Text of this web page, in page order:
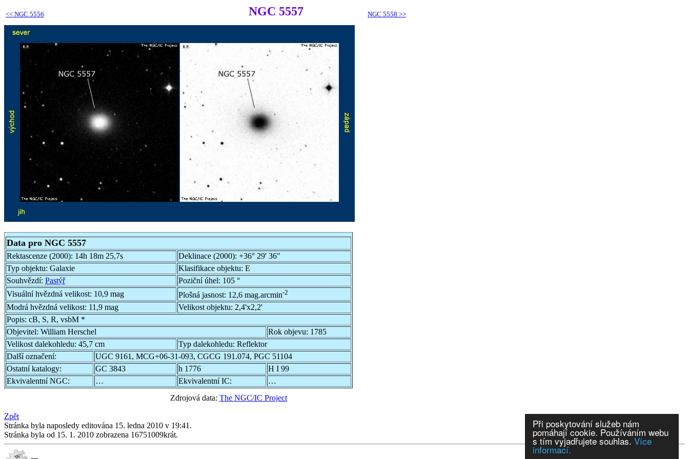
Při poskytování služeb nám
pomáhají cookie. Používáním webu
s tím vyjadřujete souhlas. Více
informací.
<< NGC 5556 NGC 5557 NGC 5558 >>
Data pro NGC 5557
Rektascenze (2000): 14h 18m 25,7s Deklinace (2000): +36° 29' 36"
Typ objektu: Galaxie Klasifikace objektu: E
Souhvězdí: Pastýř Poziční úhel: 105 °
Visuální hvězdná velikost: 10,9 mag Plošná jasnost: 12,6 mag.arcmin-2
Modrá hvězdná velikost: 11,9 mag Velikost objektu: 2,4'x2,2'
Popis: cB, S, R, vsbM *
Objevitel: William Herschel Rok objevu: 1785
Velikost dalekohledu: 45,7 cm Typ dalekohledu: Reflektor
Další označení:
UGC 9161, MCG+06-31-093, CGCG 191.074, PGC 51104
Ostatní katalogy:
GC 3843 h 1776
H I 99
Ekvivalentní NGC:
… Ekvivalentní IC:
…
Zdrojová data: The NGC/IC Project
Zpět
Stránka byla naposledy editována 15. ledna 2010 v 19:41.
Stránka byla od 15. 1. 2010 zobrazena 16751009krát.